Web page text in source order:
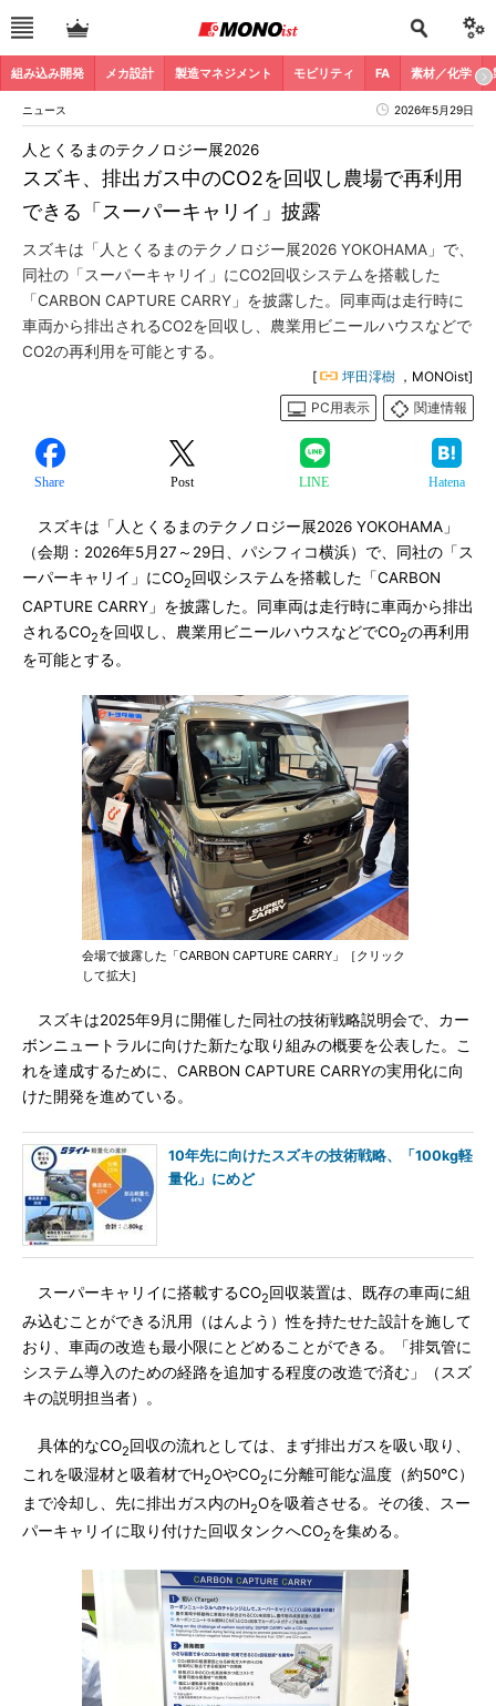
組み込み開発 メカ設計 製造マネジメント モビリティ FA 素材／化学
ニュース 2026年5月29日
スズキ、排出ガス中のCO2を回収し農場で再利用
できる「スーパーキャリイ」披露
人とくるまのテクノロジー展2026
スズキは「人とくるまのテクノロジー展2026 YOKOHAMA」で、
同社の「スーパーキャリイ」にCO2回収システムを搭載した
「CARBON CAPTURE CARRY」を披露した。同車両は走行時に
車両から排出されるCO2を回収し、農業用ビニールハウスなどで
CO2の再利用を可能とする。
[ 坪田澪樹 ，MONOist]
PC用表示
関連情報
Share Post LINE Hatena
スズキは「人とくるまのテクノロジー展2026 YOKOHAMA」
（会期：2026年5月27～29日、パシフィコ横浜）で、同社の「ス
ーパーキャリイ」にCO2回収システムを搭載した「CARBON
CAPTURE CARRY」を披露した。同車両は走行時に車両から排出
されるCO2を回収し、農業用ビニールハウスなどでCO2の再利用
を可能とする。
会場で披露した「CARBON CAPTURE CARRY」［クリック
して拡大］
スズキは2025年9月に開催した同社の技術戦略説明会で、カー
ボンニュートラルに向けた新たな取り組みの概要を公表した。こ
れを達成するために、CARBON CAPTURE CARRYの実用化に向
けた開発を進めている。
10年先に向けたスズキの技術戦略、「100kg軽
量化」にめど
スーパーキャリイに搭載するCO2回収装置は、既存の車両に組
み込むことができる汎用（はんよう）性を持たせた設計を施して
おり、車両の改造も最小限にとどめることができる。「排気管に
システム導入のための経路を追加する程度の改造で済む」（スズ
キの説明担当者）。
具体的なCO2回収の流れとしては、まず排出ガスを吸い取り、
これを吸湿材と吸着材でH2OやCO2に分離可能な温度（約50℃）
まで冷却し、先に排出ガス内のH2Oを吸着させる。その後、スー
パーキャリイに取り付けた回収タンクへCO2を集める。